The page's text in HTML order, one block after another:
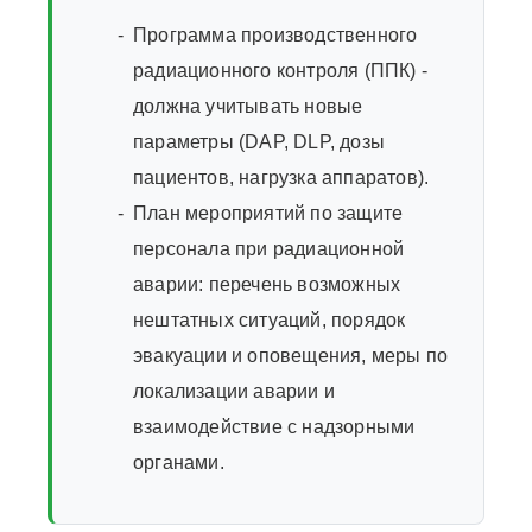
Программа производственного
радиационного контроля (ППК) -
должна учитывать новые
параметры (DAP, DLP, дозы
пациентов, нагрузка аппаратов).
План мероприятий по защите
персонала при радиационной
аварии: перечень возможных
нештатных ситуаций, порядок
эвакуации и оповещения, меры по
локализации аварии и
взаимодействие с надзорными
органами.